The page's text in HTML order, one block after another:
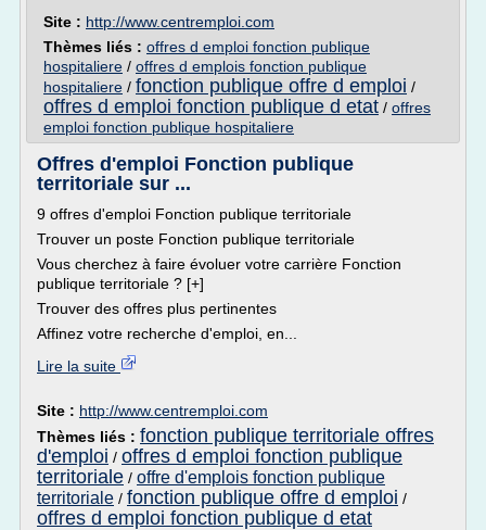
Site : http://www.centremploi.com
Thèmes liés : offres d emploi fonction publique
hospitaliere / offres d emplois fonction publique
hospitaliere / fonction publique offre d emploi /
offres d emploi fonction publique d etat / offres
emploi fonction publique hospitaliere
Offres d'emploi Fonction publique
territoriale sur ...
9 offres d'emploi Fonction publique territoriale
Trouver un poste Fonction publique territoriale
Vous cherchez à faire évoluer votre carrière Fonction
publique territoriale ? [+]
Trouver des offres plus pertinentes
Affinez votre recherche d'emploi, en...
Lire la suite
Site : http://www.centremploi.com
Thèmes liés : fonction publique territoriale offres
d'emploi / offres d emploi fonction publique
territoriale / offre d'emplois fonction publique
territoriale / fonction publique offre d emploi /
offres d emploi fonction publique d etat